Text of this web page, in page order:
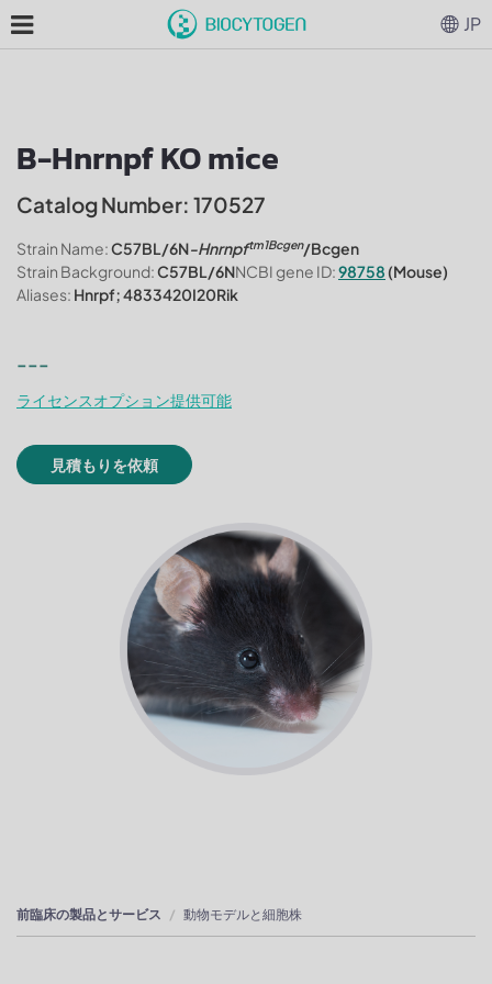
B-Hnrnpf KO mice
Catalog Number: 170527
Strain Name:C57BL/6N-Hnrnpftm1Bcgen/Bcgen
Strain Background:C57BL/6NNCBI gene ID:98758 (Mouse)
Aliases: Hnrpf; 4833420I20Rik
---
ライセンスオプション提供可能
見積もりを依頼
前臨床の製品とサービス 動物モデルと細胞株
JP